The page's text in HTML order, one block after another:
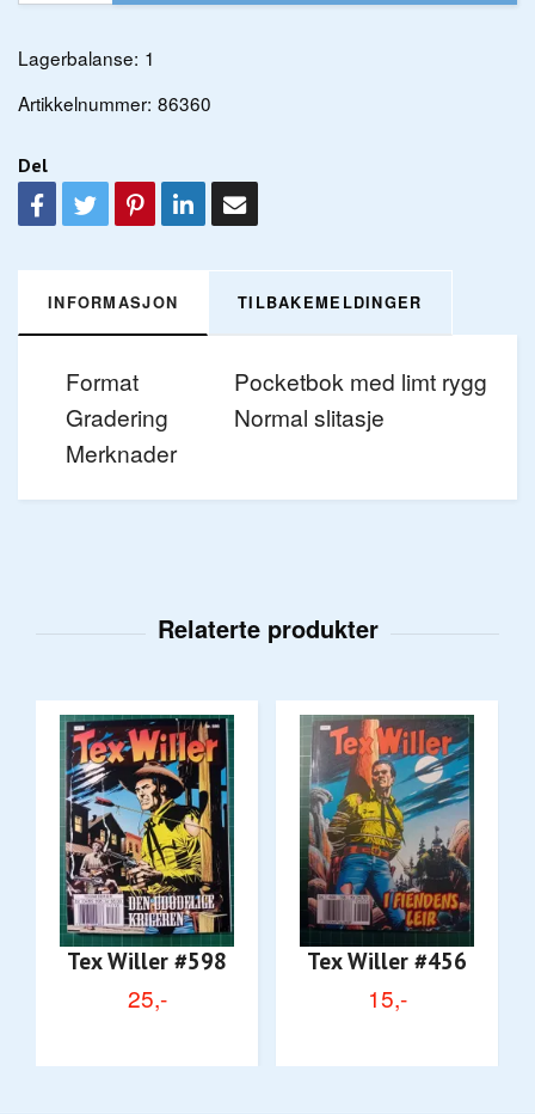
Lagerbalanse: 1
Artikkelnummer: 86360
Del
INFORMASJON TILBAKEMELDINGER
Format
Pocketbok med limt rygg
Gradering
Normal slitasje
Merknader
Tex Willer #598
25,-
Tex Willer #456
15,-